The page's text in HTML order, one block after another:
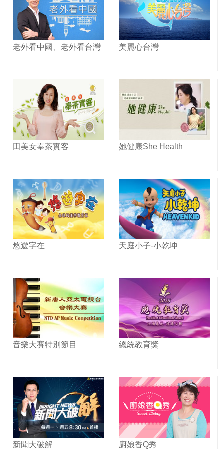
老外看中國、老外看台灣 美麗心台灣
田美女奉茶實客 她健康She Health
悠遊字在 天庭小子-小乾坤
音樂大賽特別節目 總統教育獎
新聞大破解 廚娘香Q秀